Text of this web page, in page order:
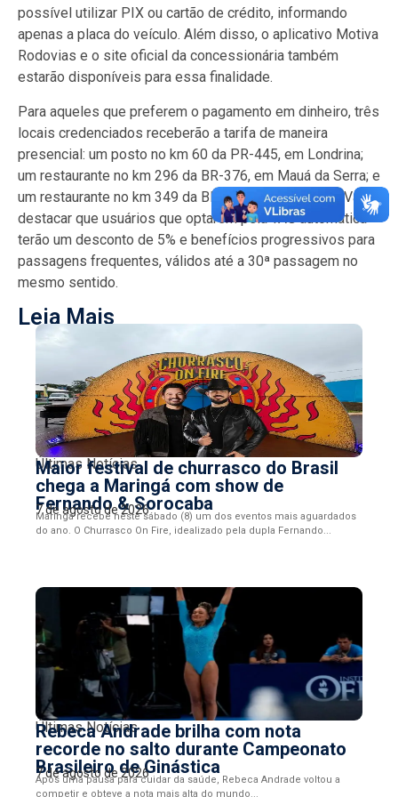
possível utilizar PIX ou cartão de crédito, informando
apenas a placa do veículo. Além disso, o aplicativo Motiva
Rodovias e o site oficial da concessionária também
estarão disponíveis para essa finalidade.
Para aqueles que preferem o pagamento em dinheiro, três
locais credenciados receberão a tarifa de maneira
presencial: um posto no km 60 da PR-445, em Londrina;
um restaurante no km 296 da BR-376, em Mauá da Serra; e
um restaurante no km 349 da BR-376, em Ortigueira. Vale
destacar que usuários que optarem pela TAG automática
terão um desconto de 5% e benefícios progressivos para
passagens frequentes, válidos até a 30ª passagem no
mesmo sentido.
Leia Mais
Últimas Notícias
Maior festival de churrasco do Brasil
chega a Maringá com show de
Fernando & Sorocaba
7 de agosto de 2026
Maringá recebe neste sábado (8) um dos eventos mais aguardados
do ano. O Churrasco On Fire, idealizado pela dupla Fernando...
Últimas Notícias
Rebeca Andrade brilha com nota
recorde no salto durante Campeonato
Brasileiro de Ginástica
7 de agosto de 2026
Após uma pausa para cuidar da saúde, Rebeca Andrade voltou a
competir e obteve a nota mais alta do mundo...